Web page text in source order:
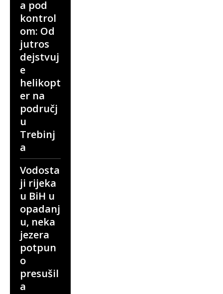
a pod
kontrol
om: Od
jutros
dejstvuj
e
helikopt
er na
područj
u
Trebinj
a
Vodosta
ji rijeka
u BiH u
opadanj
u, neka
jezera
potpun
o
presušil
a